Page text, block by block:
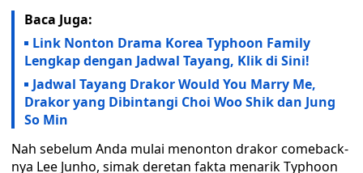
Baca Juga:
Link Nonton Drama Korea Typhoon Family
Lengkap dengan Jadwal Tayang, Klik di Sini!
Jadwal Tayang Drakor Would You Marry Me,
Drakor yang Dibintangi Choi Woo Shik dan Jung
So Min
Nah sebelum Anda mulai menonton drakor comeback-
nya Lee Junho, simak deretan fakta menarik Typhoon